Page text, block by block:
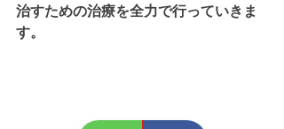
治すための治療を全力で行っていきま
す。